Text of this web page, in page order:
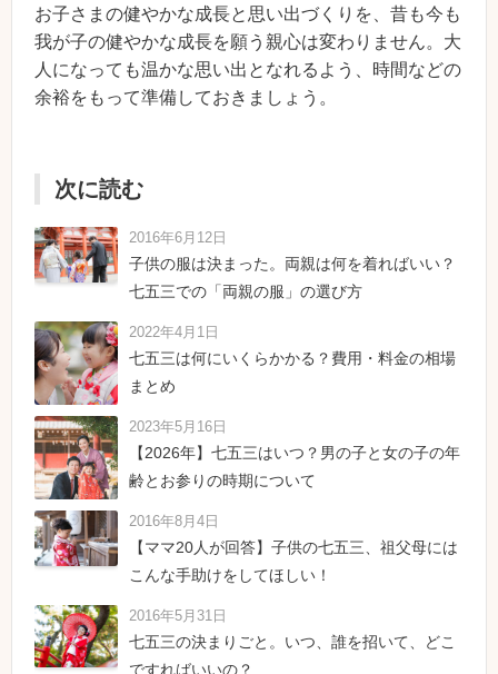
お子さまの健やかな成長と思い出づくりを、昔も今も
我が子の健やかな成長を願う親心は変わりません。大
人になっても温かな思い出となれるよう、時間などの
余裕をもって準備しておきましょう。
次に読む
2016年6月12日
子供の服は決まった。両親は何を着ればいい？
七五三での「両親の服」の選び方
2022年4月1日
七五三は何にいくらかかる？費用・料金の相場
まとめ
2023年5月16日
【2026年】七五三はいつ？男の子と女の子の年
齢とお参りの時期について
2016年8月4日
【ママ20人が回答】子供の七五三、祖父母には
こんな手助けをしてほしい！
2016年5月31日
七五三の決まりごと。いつ、誰を招いて、どこ
ですればいいの？